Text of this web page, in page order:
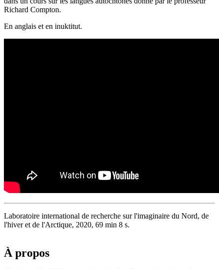
Richard Compton.
En anglais et en inuktitut.
Laboratoire international de recherche sur l'imaginaire du Nord, de
l'hiver et de l'Arctique, 2020, 69 min 8 s.
À propos